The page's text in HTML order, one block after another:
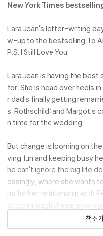
New York Times
Lara Jean's letter-writing
w-up to the bestselling To
P.S. I Still Love You.
Lara Jean is having the best
for. She is head over heels
r dad's finally getting
s. Rothschild; and Margot's
n time for the wedding.
But change is looming on
ving fun and keeping busy
he can't ignore the big life
essingly, where she wants
ns for her relationship with
ot go through these
ho'll be graduating high
ing her family--and
책소